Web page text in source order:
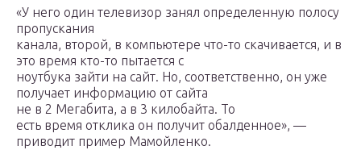
«У него один телевизор занял определенную полосу
пропускания
канала, второй, в компьютере что-то скачивается, и в
это время кто-то пытается с
ноутбука зайти на сайт. Но, соответственно, он уже
получает информацию от сайта
не в 2 Мегабита, а в 3 килобайта. То
есть время отклика он получит обалденное», —
приводит пример Мамойленко.